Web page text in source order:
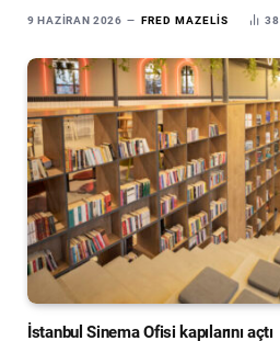
9 HAZIRAN 2026 FRED MAZELIS 38
İstanbul Sinema Ofisi kapılarını açtı